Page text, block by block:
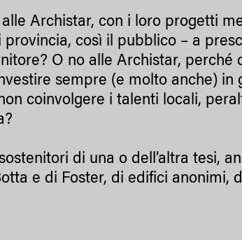
Archistar, con i loro progetti
così il pubblico – a
O no alle Archistar, perché
sempre (e molto anche) in
coinvolgere i talenti locali,
di una o dell’altra tesi,
e di Foster, di edifici anonimi,